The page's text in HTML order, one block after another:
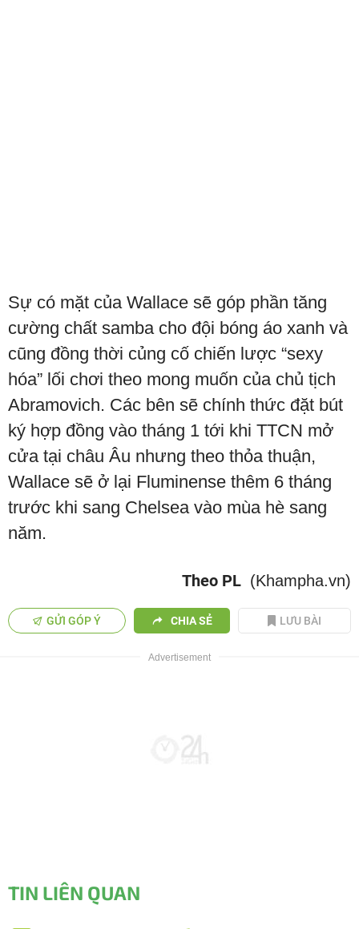
Sự có mặt của Wallace sẽ góp phần tăng
cường chất samba cho đội bóng áo xanh và
cũng đồng thời củng cố chiến lược “sexy
hóa” lối chơi theo mong muốn của chủ tịch
Abramovich. Các bên sẽ chính thức đặt bút
ký hợp đồng vào tháng 1 tới khi TTCN mở
cửa tại châu Âu nhưng theo thỏa thuận,
Wallace sẽ ở lại Fluminense thêm 6 tháng
trước khi sang Chelsea vào mùa hè sang
năm.
Theo PL (Khampha.vn)
GỬI GÓP Ý CHIA SẺ LƯU BÀI
TIN LIÊN QUAN